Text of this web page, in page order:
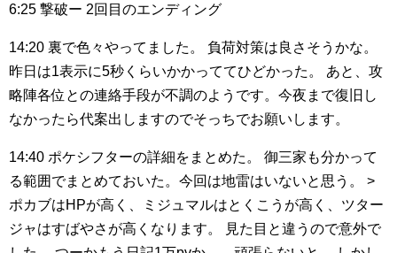
6:25 撃破ー 2回目のエンディング
14:20 裏で色々やってました。
負荷対策は良さそうかな。
昨日は1表示に5秒くらいかかっててひどかった。
あと、攻
略陣各位との連絡手段が不調のようです。今夜まで復旧し
なかったら代案出しますのでそっちでお願いします。
14:40 ポケシフターの詳細をまとめた。
御三家も分かって
る範囲でまとめておいた。今回は地雷はいないと思う。
>
ポカブはHPが高く、ミジュマルはとくこうが高く、ツター
ジャはすばやさが高くなります。
見た目と違うので意外で